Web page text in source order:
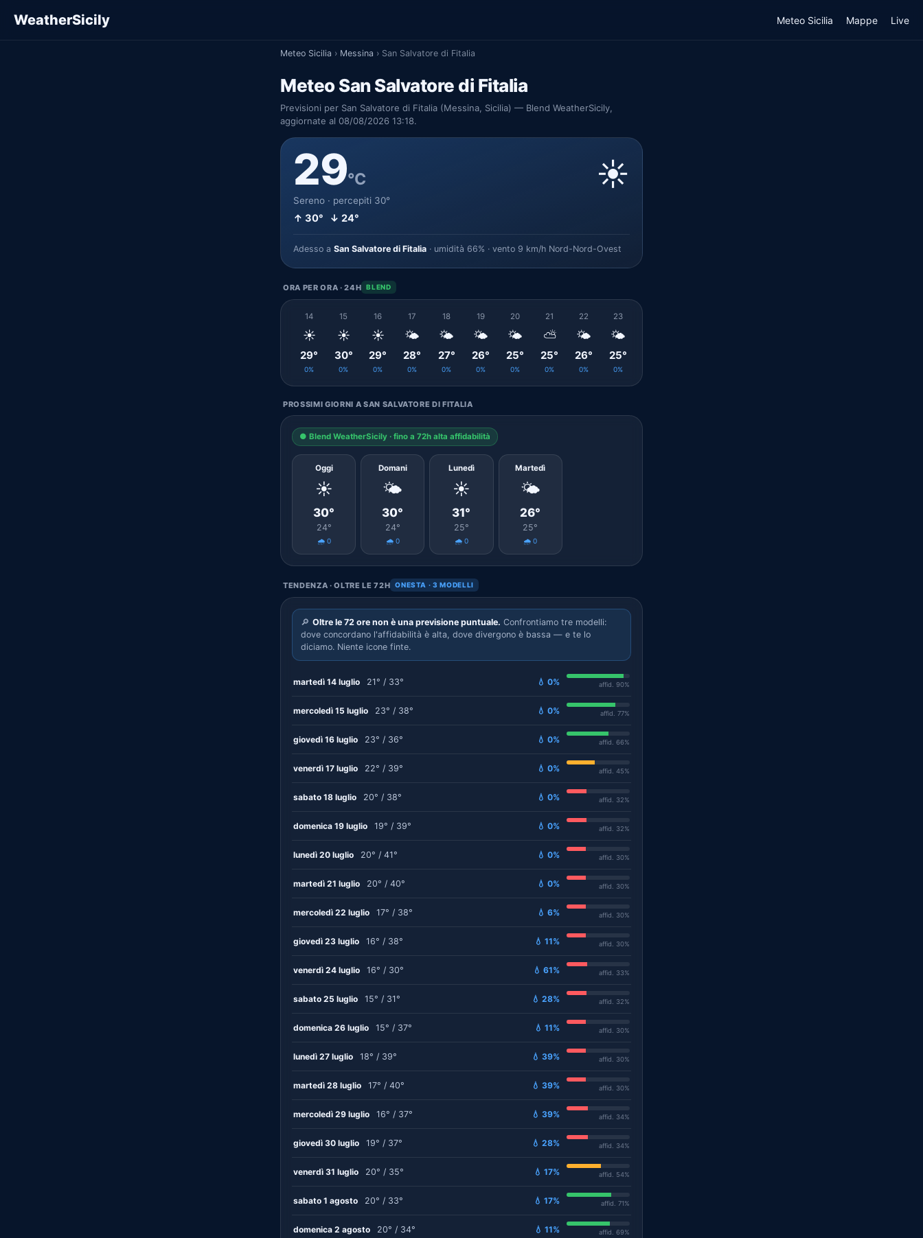
WeatherSicily Meteo Sicilia Mappe Live
Meteo Sicilia › Messina › San Salvatore di Fitalia
Meteo San Salvatore di Fitalia
Previsioni per San Salvatore di Fitalia (Messina, Sicilia) — Blend WeatherSicily,
aggiornate al 08/08/2026 13:18.
29°C
Sereno · percepiti 30°
↑ 30° ↓ 24°
☀️
Adesso a San Salvatore di Fitalia · umidità 66% · vento 9 km/h Nord-Nord-Ovest
ORA PER ORA · 24H BLEND
14
☀️
29°
0%
15
☀️
30°
0%
16
☀️
29°
0%
17
🌤️
28°
0%
18
🌤️
27°
0%
19
🌤️
26°
0%
20
🌤️
25°
0%
21
⛅
25°
0%
22
🌤️
26°
0%
23
🌤️
25°
0%
PROSSIMI GIORNI A SAN SALVATORE DI FITALIA
● Blend WeatherSicily · fino a 72h alta affidabilità
Oggi
☀️
30°
24°
🌧️ 0
Domani
🌤️
30°
24°
🌧️ 0
Lunedì
☀️
31°
25°
🌧️ 0
Martedì
🌤️
26°
25°
🌧️ 0
TENDENZA · OLTRE LE 72H ONESTA · 3 MODELLI
🔎 Oltre le 72 ore non è una previsione puntuale. Confrontiamo tre modelli:
dove concordano l'affidabilità è alta, dove divergono è bassa — e te lo
diciamo. Niente icone finte.
martedì 14 luglio 21° / 33° 💧 0% affid. 90%
mercoledì 15 luglio 23° / 38° 💧 0% affid. 77%
giovedì 16 luglio 23° / 36° 💧 0% affid. 66%
venerdì 17 luglio 22° / 39° 💧 0% affid. 45%
sabato 18 luglio 20° / 38° 💧 0% affid. 32%
domenica 19 luglio 19° / 39° 💧 0% affid. 32%
lunedì 20 luglio 20° / 41° 💧 0% affid. 30%
martedì 21 luglio 20° / 40° 💧 0% affid. 30%
mercoledì 22 luglio 17° / 38° 💧 6% affid. 30%
giovedì 23 luglio 16° / 38° 💧 11% affid. 30%
venerdì 24 luglio 16° / 30° 💧 61% affid. 33%
sabato 25 luglio 15° / 31° 💧 28% affid. 32%
domenica 26 luglio 15° / 37° 💧 11% affid. 30%
lunedì 27 luglio 18° / 39° 💧 39% affid. 30%
martedì 28 luglio 17° / 40° 💧 39% affid. 30%
mercoledì 29 luglio 16° / 37° 💧 39% affid. 34%
giovedì 30 luglio 19° / 37° 💧 28% affid. 34%
venerdì 31 luglio 20° / 35° 💧 17% affid. 54%
sabato 1 agosto 20° / 33° 💧 17% affid. 71%
domenica 2 agosto 20° / 34° 💧 11% affid. 69%